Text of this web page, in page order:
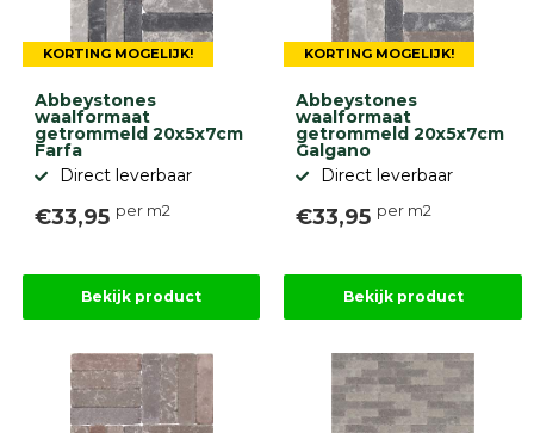
KORTING MOGELIJK!
Abbeystones
waalformaat
getrommeld 20x5x7cm
Farfa
Direct leverbaar
€33,95 per m2
Bekijk product
KORTING MOGELIJK!
Abbeystones
waalformaat
getrommeld 20x5x7cm
Galgano
Direct leverbaar
€33,95 per m2
Bekijk product